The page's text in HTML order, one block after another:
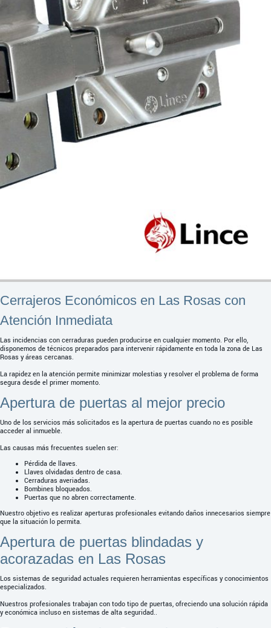
Cerrajeros Económicos en Las Rosas con
Atención Inmediata
Las incidencias con cerraduras pueden producirse en cualquier momento. Por ello,
disponemos de técnicos preparados para intervenir rápidamente en toda la zona de Las
Rosas y áreas cercanas.
La rapidez en la atención permite minimizar molestias y resolver el problema de forma
segura desde el primer momento.
Apertura de puertas al mejor precio
Uno de los servicios más solicitados es la apertura de puertas cuando no es posible
acceder al inmueble.
Las causas más frecuentes suelen ser:
Pérdida de llaves.
Llaves olvidadas dentro de casa.
Cerraduras averiadas.
Bombines bloqueados.
Puertas que no abren correctamente.
Nuestro objetivo es realizar aperturas profesionales evitando daños innecesarios siempre
que la situación lo permita.
Apertura de puertas blindadas y
acorazadas en Las Rosas
Los sistemas de seguridad actuales requieren herramientas específicas y conocimientos
especializados.
Nuestros profesionales trabajan con todo tipo de puertas, ofreciendo una solución rápida
y económica incluso en sistemas de alta seguridad..